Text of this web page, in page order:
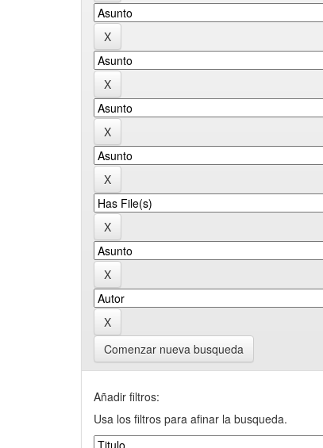
Comenzar nueva busqueda
Añadir filtros:
Usa los filtros para afinar la busqueda.